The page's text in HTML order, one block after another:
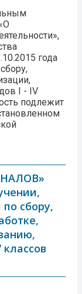
года
I - IV
подлежит
сбору,